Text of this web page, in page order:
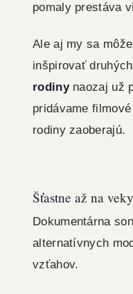
pomaly prestáva
Ale aj my sa
inšpirovať
rodinynaozaj už
pridávame
rodiny zaoberajú.
Šťastne až na veky
Dokumentárna
alternatívnych
vzťahov.